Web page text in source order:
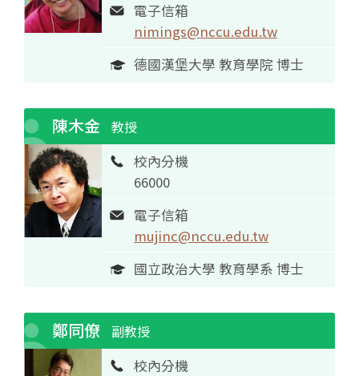
電子信箱
nimings@nccu.edu.tw
德國漢堡大學 教育學院 博士
陳木金 教授
校內分機
66000
電子信箱
mujinc@nccu.edu.tw
國立政治大學 教育學系 博士
鄭同僚 副教授
校內分機